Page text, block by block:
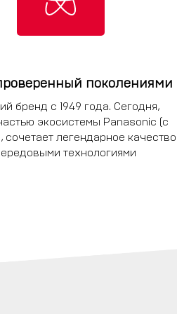
поколениями
бренд с 1949 года. Сегодня,
экосистемы Panasonic (с
сочетает легендарное качество
технологиями